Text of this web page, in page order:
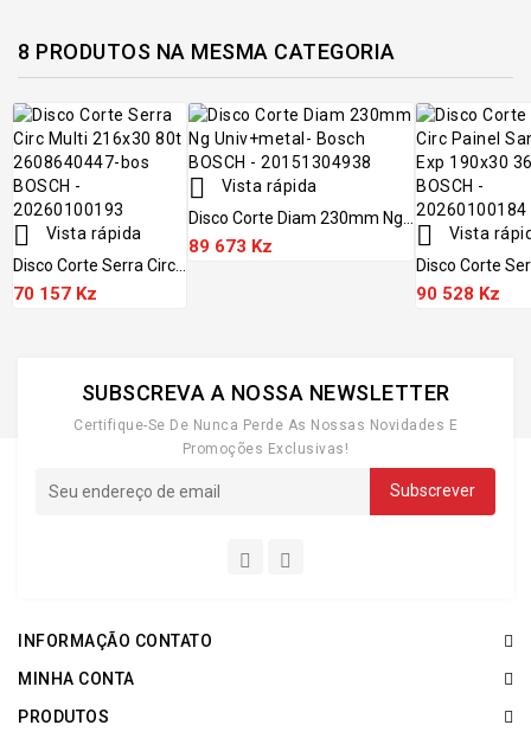
8 PRODUTOS NA MESMA CATEGORIA

Vista rápida
Disco Corte Serra Circ...
70 157 Kz

Vista rápida
Disco Corte Diam 230mm Ng...
89 673 Kz 
Vista
Disco Corte
90 528 Kz
SUBSCREVA A NOSSA NEWSLETTER
Certifique-Se De Nunca Perde As Nossas Novidades E
Promoções Exclusivas!
INFORMAÇÃO CONTATO
MINHA CONTA
PRODUTOS